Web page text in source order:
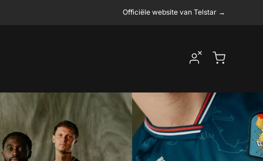
Officiële website van Telstar →
Winkelwagen